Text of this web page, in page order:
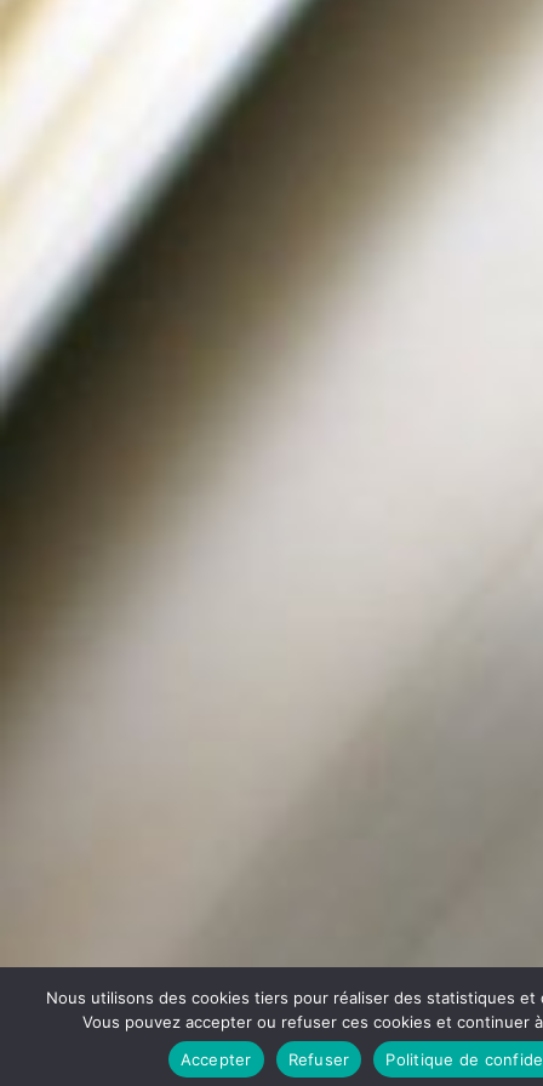
Nous utilisons des cookies tiers pour réaliser des statistiques et
Vous pouvez accepter ou refuser ces cookies et continuer
Accepter
Refuser Politique de